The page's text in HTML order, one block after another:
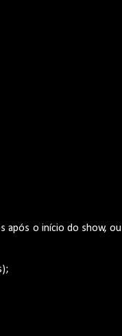
após o início do show, ou